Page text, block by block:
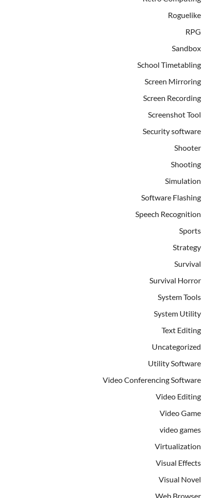
Roguelike
RPG
Sandbox
School Timetabling
Screen Mirroring
Screen Recording
Screenshot Tool
Security software
Shooter
Shooting
Simulation
Software Flashing
Speech Recognition
Sports
Strategy
Survival
Survival Horror
System Tools
System Utility
Text Editing
Uncategorized
Utility Software
Video Conferencing Software
Video Editing
Video Game
video games
Virtualization
Visual Effects
Visual Novel
Web Browser